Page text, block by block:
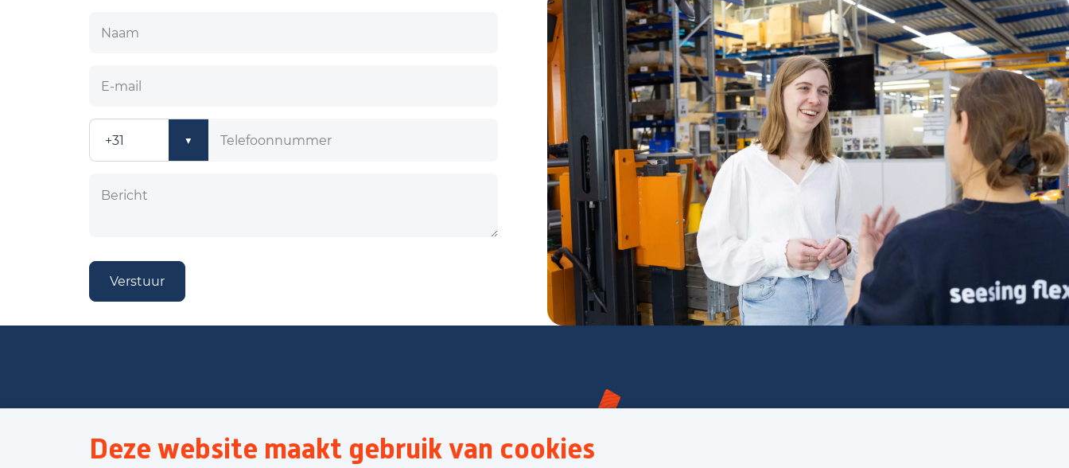
Deze website maakt gebruik van cookies
Verstuur